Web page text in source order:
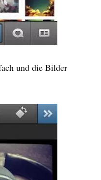
und die Bilder